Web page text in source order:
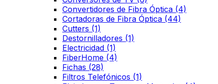
Convertidores de Fibra Óptica (4)
Cortadoras de Fibra Óptica (44)
Cutters (1)
Destornilladores (1)
Electricidad (1)
FiberHome (4)
Fichas (28)
Filtros Telefónicos (1)